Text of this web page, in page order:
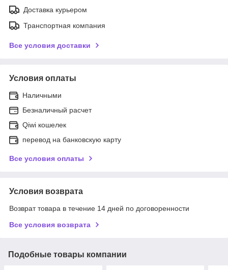
Доставка курьером
Транспортная компания
Все условия доставки
Условия оплаты
Наличными
Безналичный расчет
Qiwi кошелек
перевод на банковскую карту
Все условия оплаты
Условия возврата
Возврат товара в течение 14 дней по договоренности
Все условия возврата
Подобные товары компании